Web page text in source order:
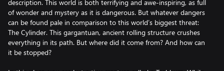
description. This world is both terrifying and awe-inspiring, as full
of wonder and mystery as it is dangerous. But whatever dangers
can be found pale in comparison to this world’s biggest threat:
The Cylinder. This gargantuan, ancient rolling structure crushes
everything in its path. But where did it come from? And how can
it be stopped?